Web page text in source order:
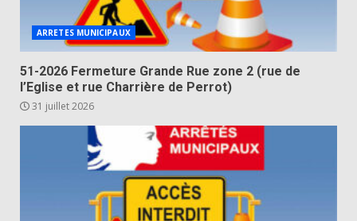
ARRETES MUNICIPAUX
51-2026 Fermeture Grande Rue zone 2 (rue de
l’Eglise et rue Charrière de Perrot)
31 juillet 2026